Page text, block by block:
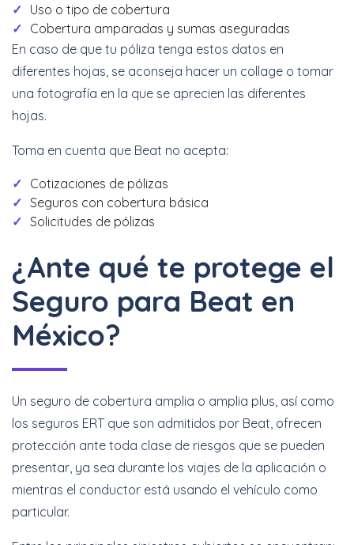
Uso o tipo de cobertura
Cobertura amparadas y sumas aseguradas
En caso de que tu póliza tenga estos datos en
diferentes hojas, se aconseja hacer un collage o tomar
una fotografía en la que se aprecien las diferentes
hojas.
Toma en cuenta que Beat no acepta:
Cotizaciones de pólizas
Seguros con cobertura básica
Solicitudes de pólizas
¿Ante qué te protege el
Seguro para Beat en
México?
Un seguro de cobertura amplia o amplia plus, así como
los seguros ERT que son admitidos por Beat, ofrecen
protección ante toda clase de riesgos que se pueden
presentar, ya sea durante los viajes de la aplicación o
mientras el conductor está usando el vehículo como
particular.